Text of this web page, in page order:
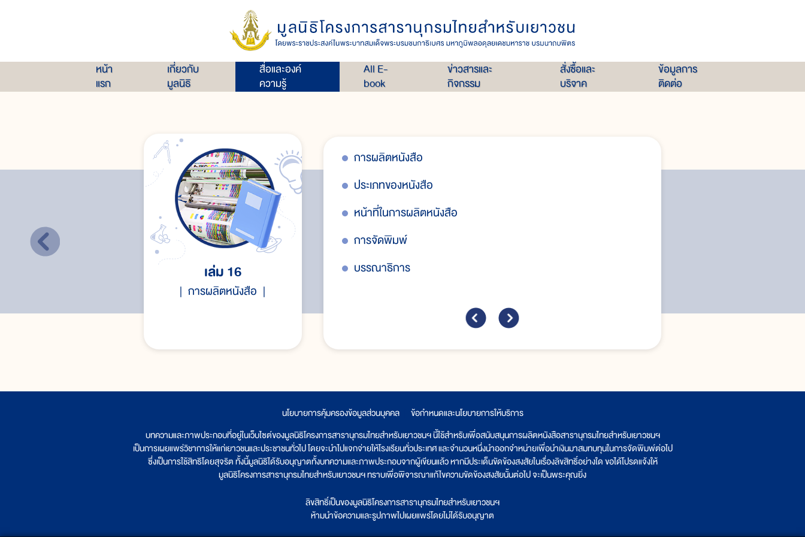
หน้า
แรก
เกี่ยวกับ
มูลนิธิ
สื่อและองค์
ความรู้
All E-
book
ข่าวสารและ
กิจกรรม
สั่งซื้อและ
บริจาค
ข้อมูลการ
ติดต่อ
เล่ม 16
การผลิตหนังสือ
การผลิตหนังสือ
ประเภทของหนังสือ
หน้าที่ในการผลิตหนังสือ
การจัดพิมพ์
บรรณาธิการ
นโยบายการคุ้มครองข้อมูลส่วนบุคคล
ข้อกำหนดและนโยบายการให้บริการ
บทความและภาพประกอบที่อยู่ในเว็บไซต์ของมูลนิธิโครงการสารานุกรมไทยสำหรับเยาวชนฯ นี้ใช้สำหรับเพื่อสนับสนุนการผลิตหนังสือสารานุกรมไทยสำหรับเยาวชนฯ
เป็นการเผยแพร่วิชาการให้แก่เยาวชนและประชาชนทั่วไป โดยจะนำไปแจกจ่ายให้โรงเรียนทั่วประเทศ และจำนวนหนึ่งนำออกจำหน่ายเพื่อนำเงินมาสมทบทุนในการจัดพิมพ์ต่อไป
ซึ่งเป็นการใช้สิทธิโดยสุจริต ทั้งนี้มูลนิธิได้รับอนุญาตทั้งบทความและภาพประกอบจากผู้เขียนแล้ว หากมีประเด็นขัดข้องสงสัยในเรื่องลิขสิทธิ์อย่างใด ขอได้โปรดแจ้งให้
มูลนิธิโครงการสารานุกรมไทยสำหรับเยาวชนฯ ทราบเพื่อพิจารณาแก้ไขความขัดข้องสงสัยนั้นต่อไป จะเป็นพระคุณยิ่ง
ลิขสิทธิ์เป็นของมูลนิธิโครงการสารานุกรมไทยสำหรับเยาวชนฯ
ห้ามนำข้อความและรูปภาพไปเผยแพร่โดยไม่ได้รับอนุญาต